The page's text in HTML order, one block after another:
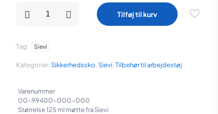
pris
var:
pris
er:
ML
antal
Tilføj til kurv
Kategorier:Sikkerhedssko, Sievi, Tilbehør til arbejdestøj
Tag: Sievi
Varenummer
00-99400-000-000
Størrelse 125 ml møtte fra Sievi